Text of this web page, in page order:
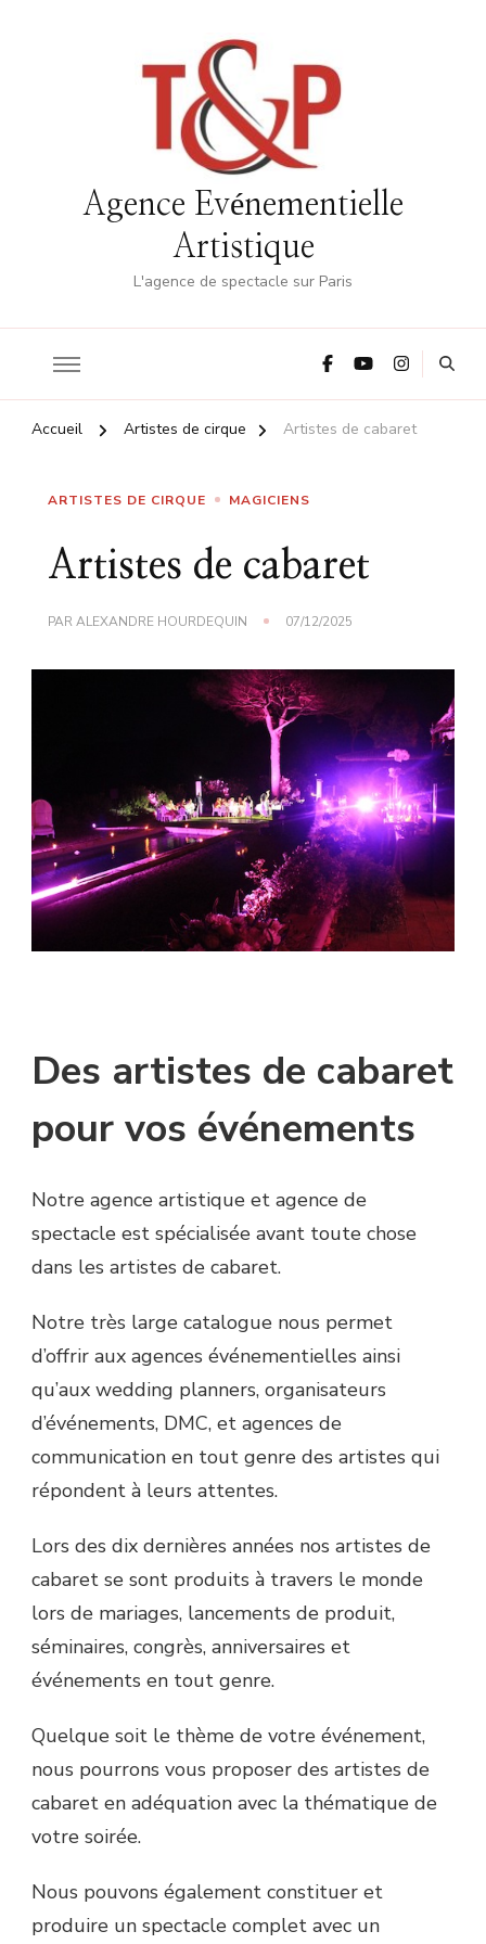
Agence Evénementielle
Artistique
L'agence de spectacle sur Paris
Accueil Artistes de cirque Artistes de cabaret
ARTISTES DE CIRQUE MAGICIENS
Artistes de cabaret
PARALEXANDRE HOURDEQUIN 07/12/2025
Des artistes de cabaret
pour vos événements
Notre agence artistique et agence de
spectacle est spécialisée avant toute chose
dans les artistes de cabaret.
Notre très large catalogue nous permet
d’offrir aux agences événementielles ainsi
qu’aux wedding planners, organisateurs
d’événements, DMC, et agences de
communication en tout genre des artistes qui
répondent à leurs attentes.
Lors des dix dernières années nos artistes de
cabaret se sont produits à travers le monde
lors de mariages, lancements de produit,
séminaires, congrès, anniversaires et
événements en tout genre.
Quelque soit le thème de votre événement,
nous pourrons vous proposer des artistes de
cabaret en adéquation avec la thématique de
votre soirée.
Nous pouvons également constituer et
produire un spectacle complet avec un